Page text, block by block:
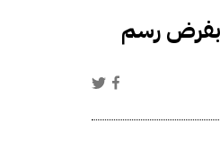
الخاص بفرض رسم